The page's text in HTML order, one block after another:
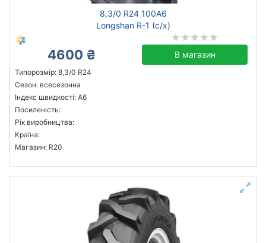
8,3/0 R24 100A6
Longshan R-1 (с/х)
4600 ₴ В магазин
Типорозмір: 8,3/0 R24
Сезон: всесезонна
Індекс швидкості: A6
Посиленість:
Рік виробництва:
Країна:
Магазин: R20